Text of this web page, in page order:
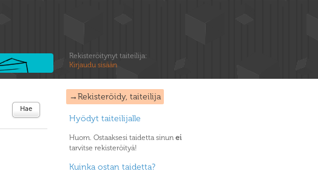
Rekisteröitynyt taiteilija:
Kirjaudu sisään
→Rekisteröidy, taiteilija
Hyödyt taiteilijalle
Huom. Ostaaksesi taidetta sinun ei
tarvitse rekisteröityä!
Kuinka ostan taidetta?
Hae